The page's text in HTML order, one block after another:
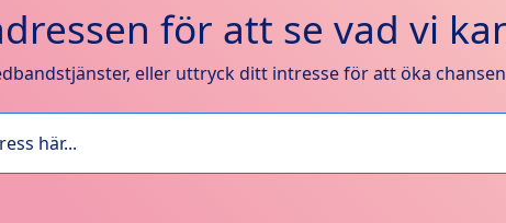
för att se vad vi
eller uttryck ditt intresse för att öka